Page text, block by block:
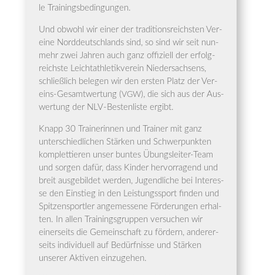
le Trainingsbedingungen.
Und obwohl wir einer der tra­di­ti­ons­reichs­ten Ver­
ei­ne Nord­deutsch­lands sind, so sind wir seit nun­
mehr zwei Jah­ren auch ganz offi­zi­ell der erfolg­
reichs­te Leicht­ath­le­tik­ver­ein Nie­der­sach­sens,
schließ­lich bele­gen wir den ers­ten Platz der Ver­
eins-Gesamt­wer­tung (VGW), die sich aus der Aus­
wer­tung der NLV-Bes­ten­lis­te ergibt.
Knapp 30 Trai­ne­rin­nen und Trai­ner mit ganz
unter­schied­li­chen Stär­ken und Schwer­punk­ten
kom­plet­tie­ren unser bun­tes Übungs­lei­ter-Team
und sor­gen dafür, dass Kin­der her­vor­ra­gend und
breit aus­ge­bil­det wer­den, Jugend­li­che bei Inter­es­
se den Ein­stieg in den Leis­tungs­sport fin­den und
Spit­zen­sport­ler ange­mes­se­ne För­de­run­gen erhal­
ten. In allen Trai­nings­grup­pen ver­su­chen wir
einer­seits die Gemein­schaft zu för­dern, ande­rer­
seits indi­vi­du­ell auf Bedürf­nis­se und Stär­ken
unse­rer Akti­ven einzugehen.